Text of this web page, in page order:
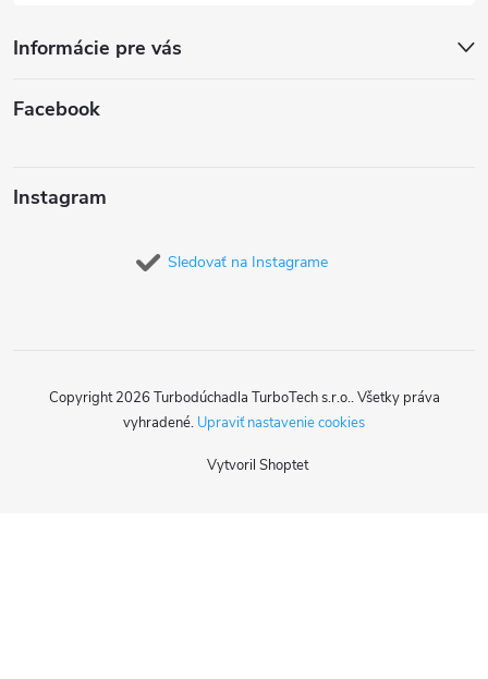
Informácie pre vás
Facebook
Instagram
Sledovať na Instagrame
Vytvoril Shoptet
Copyright 2026 Turbodúchadla TurboTech s.r.o.. Všetky práva
vyhradené. Upraviť nastavenie cookies